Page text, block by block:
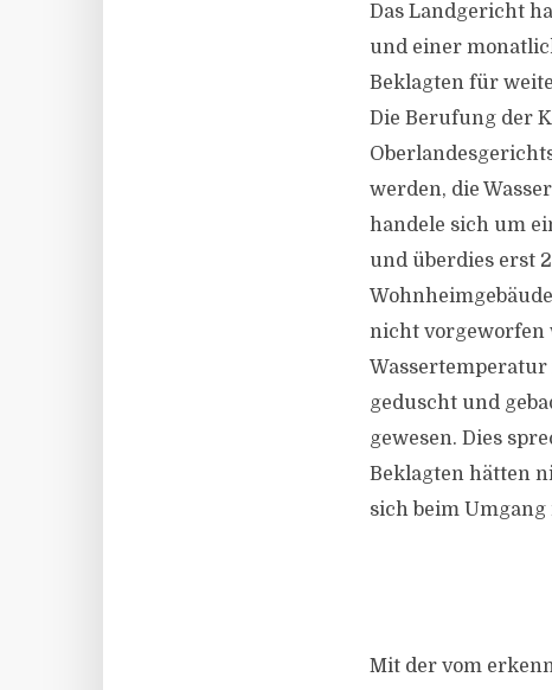
Das Landgericht
und einer
Beklagten für
Die Berufung der
werden, die
handele sich um
und überdies erst
nicht vorgeworfen
geduscht und
gewesen. Dies
Beklagten hätten
sich beim
Mit der vom